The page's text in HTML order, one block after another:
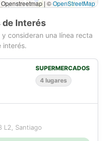
| ©OpenStreetMap
de Interés
consideran una línea recta
interés.
SUPERMERCADOS
4 lugares
L2, Santiago